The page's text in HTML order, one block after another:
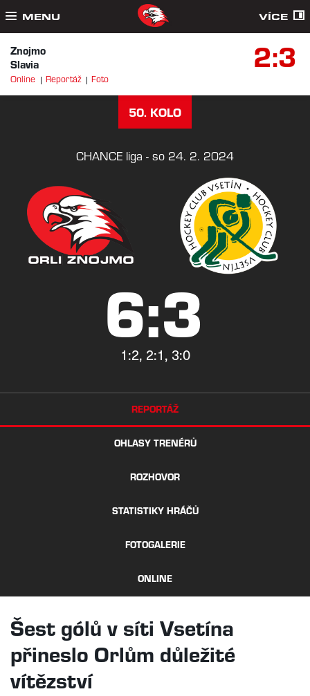
MENU VÍCE
Znojmo
Slavia
2:3
Online Reportáž Foto
50. KOLO
CHANCE liga - so 24. 2. 2024
6:3
1:2, 2:1, 3:0
REPORTÁŽ
OHLASY TRENÉRŮ
ROZHOVOR
STATISTIKY HRÁČŮ
FOTOGALERIE
ONLINE
Šest gólů v síti Vsetína
přineslo Orlům důležité
vítězství